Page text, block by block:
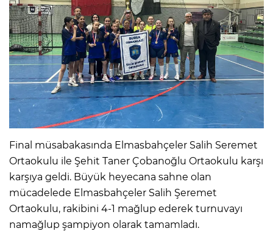
Final müsabakasında Elmasbahçeler Salih Seremet
Ortaokulu ile Şehit Taner Çobanoğlu Ortaokulu karşı
karşıya geldi. Büyük heyecana sahne olan
mücadelede Elmasbahçeler Salih Şeremet
Ortaokulu, rakibini 4-1 mağlup ederek turnuvayı
namağlup şampiyon olarak tamamladı.